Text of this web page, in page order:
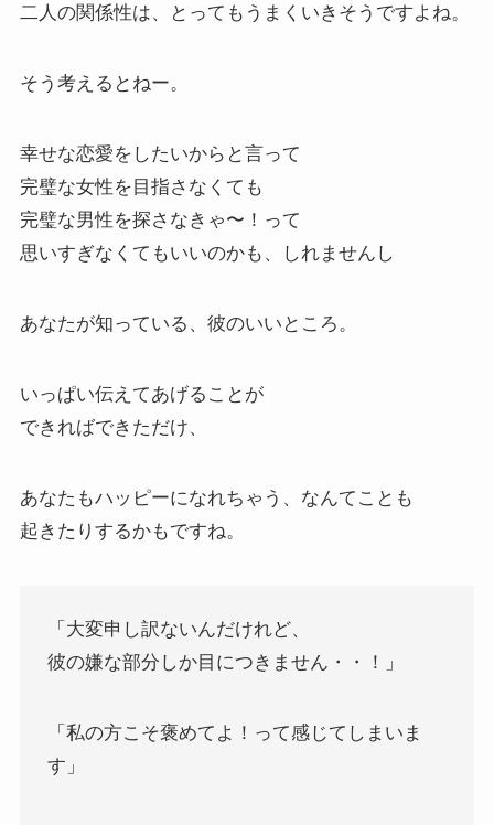
二人の関係性は、とってもうまくいきそうですよね。
そう考えるとねー。
幸せな恋愛をしたいからと言って
完璧な女性を目指さなくても
完璧な男性を探さなきゃ〜！って
思いすぎなくてもいいのかも、しれませんし
あなたが知っている、彼のいいところ。
いっぱい伝えてあげることが
できればできただけ、
あなたもハッピーになれちゃう、なんてことも
起きたりするかもですね。
「大変申し訳ないんだけれど、
彼の嫌な部分しか目につきません・・！」
「私の方こそ褒めてよ！って感じてしまいま
す」